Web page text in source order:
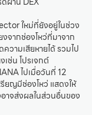
ใหม่ที่ยังอยู่ในช่วง
จากช่องโหว่ที่มาจาก
วามเสียหายได้ รวมไป
ช่น โปรเจกต์
ไปเมื่อวันที่ 12
ยญมีช่องโหว่ แสดงให้
าจส่งผลในส่วนอื่นของ